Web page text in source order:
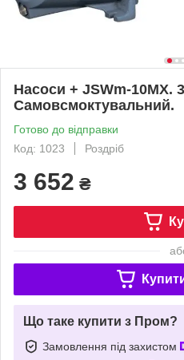
Насоси + JSWm-10МX.
Самовсмоктувальний.
Готово до відправки
Код: 1023
Роздріб
3 652 ₴
Що таке купити з Пром?
Замовлення під захистом